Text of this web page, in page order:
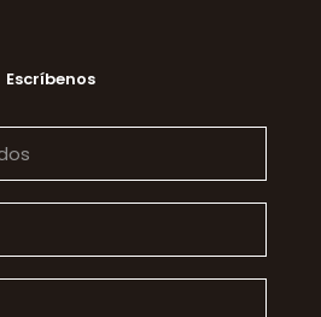
Escríbenos